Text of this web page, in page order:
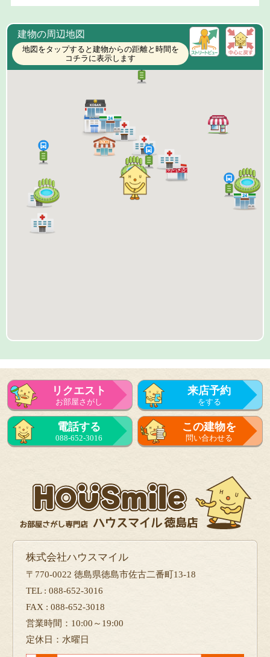
建物の周辺地図
地図をタップすると建物からの距離と時間を
コチラに表示します
リクエスト
お部屋さがし
来店予約
をする
来店予約
をする
電話する
088-652-3016
この建物を
問い合わせる
株式会社ハウスマイル
〒770-0022 徳島県徳島市佐古二番町13-18
TEL : 088-652-3016
FAX : 088-652-3018
営業時間：10:00～19:00
定休日：水曜日